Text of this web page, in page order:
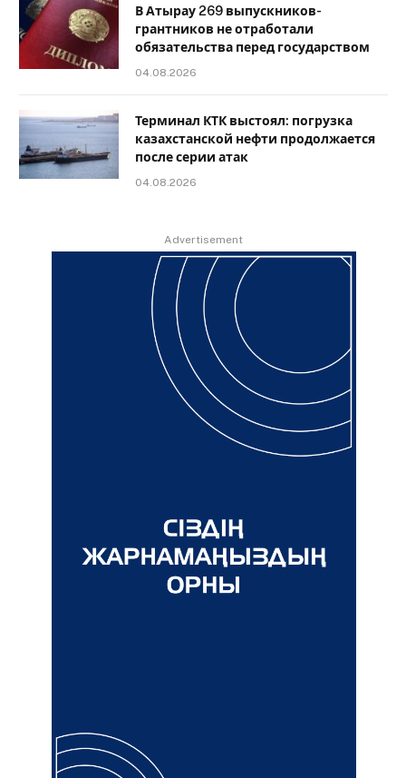
В Атырау 269 выпускников-
грантников не отработали
обязательства перед государством
04.08.2026
Терминал КТК выстоял: погрузка
казахстанской нефти продолжается
после серии атак
04.08.2026
Advertisement